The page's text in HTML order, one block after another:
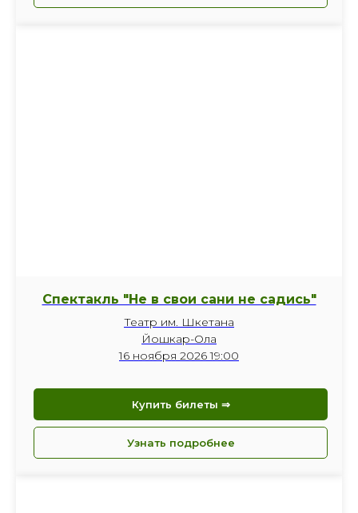
Спектакль "Не в свои сани не садись"
Театр им. Шкетана
Йошкар-Ола
16 ноября 2026 19:00
Купить билеты ⇒
Узнать подробнее